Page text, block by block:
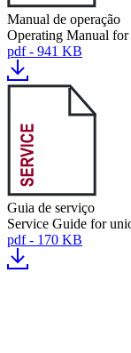
Manual de operação
Operating Manual for
pdf - 941 KB
Guia de serviço
Service Guide for
pdf - 170 KB